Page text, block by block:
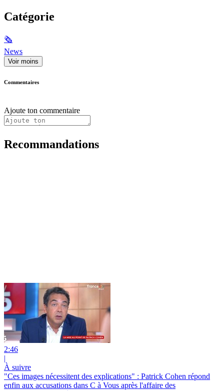
Catégorie
🗞
News
Voir moins
Commentaires
Ajoute ton commentaire
Recommandations
2:46
|
À suivre
"Ces images nécessitent des explications" : Patrick Cohen répond
enfin aux accusations dans C à Vous après l'affaire des